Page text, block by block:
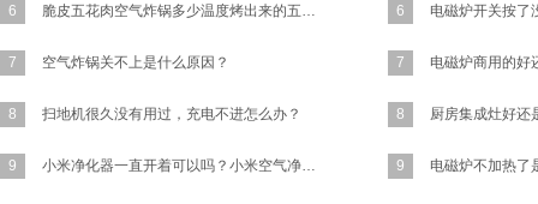
6 脆皮五花肉空气炸锅多少温度烤出来的五花肉又香又脆？
7 空气炸锅关不上是什么原因？
8 扫地机很久没有用过，充电不进怎么办？
9 小米净化器一直开着可以吗？小米空气净化器一天开多久合适？
6
7
8
9